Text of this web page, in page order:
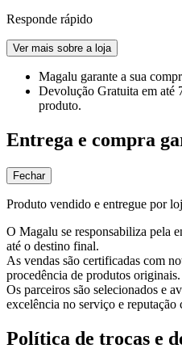
Responde rápido
Ver mais sobre a loja
Magalu garante a sua
Devolução Gratuita em até
produto.
Entrega e compra
Fechar
Produto vendido e entregue por
O Magalu se responsabiliza pela
até o destino final.
As vendas são certificadas com
procedência de produtos originais.
Os parceiros são selecionados e
excelência no serviço e reputação
Política de trocas e